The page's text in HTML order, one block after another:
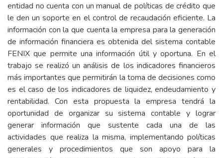
entidad no cuenta con un manual de políticas de crédito que
le den un soporte en el control de recaudación eficiente. La
información con la que cuenta la empresa para la generación
de información financiera es obtenida del sistema contable
FENIX que permite una información útil y oportuna. En el
trabajo se realizó un análisis de los indicadores financieros
más importantes que permitirán la toma de decisiones como
es el caso de los indicadores de liquidez, endeudamiento y
rentabilidad. Con esta propuesta la empresa tendrá la
oportunidad de organizar su sistema contable y lograr
generar información que sustente cada una de las
actividades que realiza la misma, implementando políticas
generales y procedimientos que son apoyo para la